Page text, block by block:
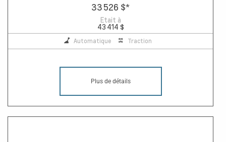
33 526 $*
Etait à
43 414 $
Automatique Traction
Plus de détails